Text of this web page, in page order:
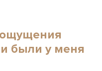
были у меня